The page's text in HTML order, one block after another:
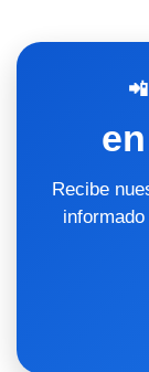
Recibe